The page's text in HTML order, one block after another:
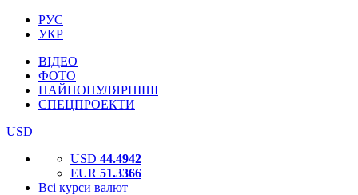
РУС
УКР
ВІДЕО
ФОТО
НАЙПОПУЛЯРНІШІ
СПЕЦПРОЕКТИ
USD
USD 44.4942
EUR 51.3366
Всі курси валют